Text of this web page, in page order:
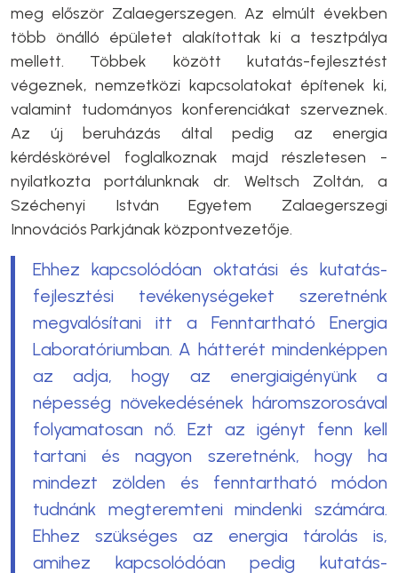
meg először Zalaegerszegen. Az elmúlt években
több önálló épületet alakítottak ki a tesztpálya
mellett. Többek között kutatás-fejlesztést
végeznek, nemzetközi kapcsolatokat építenek ki,
valamint tudományos konferenciákat szerveznek.
Az új beruházás által pedig az energia
kérdéskörével foglalkoznak majd részletesen -
nyilatkozta portálunknak dr. Weltsch Zoltán, a
Széchenyi István Egyetem Zalaegerszegi
Innovációs Parkjának központvezetője.
Ehhez kapcsolódóan oktatási és kutatás-
fejlesztési tevékenységeket szeretnénk
megvalósítani itt a Fenntartható Energia
Laboratóriumban. A hátterét mindenképpen
az adja, hogy az energiaigényünk a
népesség növekedésének háromszorosával
folyamatosan nő. Ezt az igényt fenn kell
tartani és nagyon szeretnénk, hogy ha
mindezt zölden és fenntartható módon
tudnánk megteremteni mindenki számára.
Ehhez szükséges az energia tárolás is,
amihez kapcsolódóan pedig kutatás-